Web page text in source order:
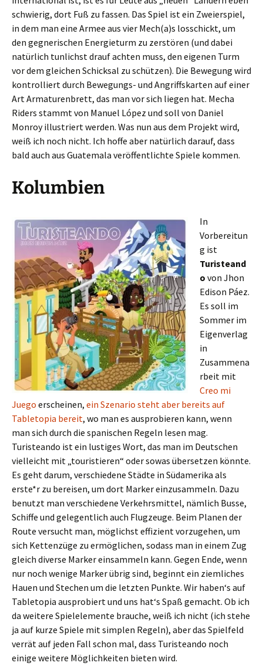
schwierig, dort Fuß zu fassen. Das Spiel ist ein Zweierspiel,
in dem man eine Armee aus vier Mech(a)s losschickt, um
den gegnerischen Energieturm zu zerstören (und dabei
natürlich tunlichst drauf achten muss, den eigenen Turm
vor dem gleichen Schicksal zu schützen). Die Bewegung wird
kontrolliert durch Bewegungs- und Angriffskarten auf einer
Art Armaturenbrett, das man vor sich liegen hat. Mecha
Riders stammt von Manuel López und soll von Daniel
Monroy illustriert werden. Was nun aus dem Projekt wird,
weiß ich noch nicht. Ich hoffe aber natürlich darauf, dass
bald auch aus Guatemala veröffentlichte Spiele kommen.
Kolumbien
In
Vorbereitun
g ist
Turisteand
o von Jhon
Edison Páez.
Es soll im
Sommer im
Eigenverlag
in
Zusammena
rbeit mit
Creo mi
Juego erscheinen, ein Szenario steht aber bereits auf
Tabletopia bereit, wo man es ausprobieren kann, wenn
man sich durch die spanischen Regeln lesen mag.
Turisteando ist ein lustiges Wort, das man im Deutschen
vielleicht mit „touristieren“ oder sowas übersetzen könnte.
Es geht darum, verschiedene Städte in Südamerika als
erste*r zu bereisen, um dort Marker einzusammeln. Dazu
benutzt man verschiedene Verkehrsmittel, nämlich Busse,
Schiffe und gelegentlich auch Flugzeuge. Beim Planen der
Route versucht man, möglichst effizient vorzugehen, um
sich Kettenzüge zu ermöglichen, sodass man in einem Zug
gleich diverse Marker einsammeln kann. Gegen Ende, wenn
nur noch wenige Marker übrig sind, beginnt ein ziemliches
Hauen und Stechen um die letzten Punkte. Wir haben‘s auf
Tabletopia ausprobiert und uns hat‘s Spaß gemacht. Ob ich
da weitere Spielelemente brauche, weiß ich nicht (ich stehe
ja auf kurze Spiele mit simplen Regeln), aber das Spielfeld
verrät auf jeden Fall schon mal, dass Turisteando noch
einige weitere Möglichkeiten bieten wird.